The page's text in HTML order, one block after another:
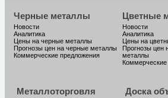
Черные металлы
Новости
Аналитика
Цены на черные металлы
Прогнозы цен на черные металлы
Коммерческие предложения
Цветные
Новости
Аналитика
Цены на
Прогнозы цен
металлы
Металлоторговля Доска